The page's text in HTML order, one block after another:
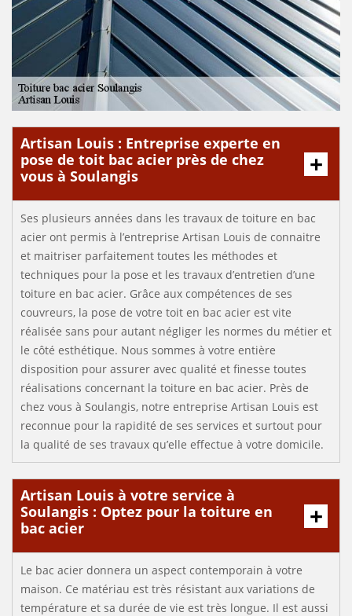
Artisan Louis : Entreprise experte en
pose de toit bac acier près de chez
vous à Soulangis
Ses plusieurs années dans les travaux de toiture en bac
acier ont permis à l’entreprise Artisan Louis de connaitre
et maitriser parfaitement toutes les méthodes et
techniques pour la pose et les travaux d’entretien d’une
toiture en bac acier. Grâce aux compétences de ses
couvreurs, la pose de votre toit en bac acier est vite
réalisée sans pour autant négliger les normes du métier et
le côté esthétique. Nous sommes à votre entière
disposition pour assurer avec qualité et finesse toutes
réalisations concernant la toiture en bac acier. Près de
chez vous à Soulangis, notre entreprise Artisan Louis est
reconnue pour la rapidité de ses services et surtout pour
la qualité de ses travaux qu’elle effectue à votre domicile.
Artisan Louis à votre service à
Soulangis : Optez pour la toiture en
bac acier
Le bac acier donnera un aspect contemporain à votre
maison. Ce matériau est très résistant aux variations de
température et sa durée de vie est très longue. Il est aussi